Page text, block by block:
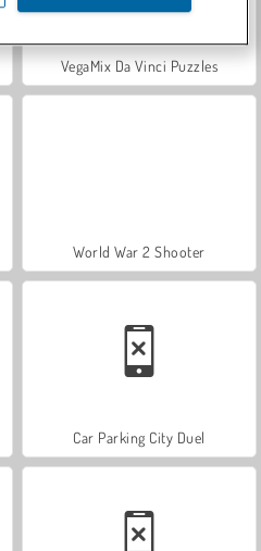
VegaMix Da Vinci Puzzles
World War 2 Shooter
Car Parking City Duel